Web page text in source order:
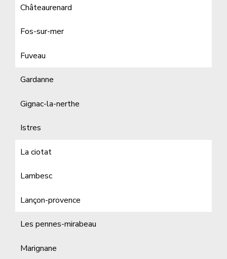
Châteaurenard
Fos-sur-mer
Fuveau
Gardanne
Gignac-la-nerthe
Istres
La ciotat
Lambesc
Lançon-provence
Les pennes-mirabeau
Marignane